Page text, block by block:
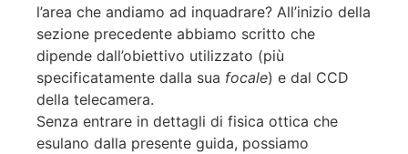
l’area che andiamo ad inquadrare? All’inizio della
sezione precedente abbiamo scritto che
dipende dall’obiettivo utilizzato (più
specificatamente dalla sua focale) e dal CCD
della telecamera.
Senza entrare in dettagli di fisica ottica che
esulano dalla presente guida, possiamo